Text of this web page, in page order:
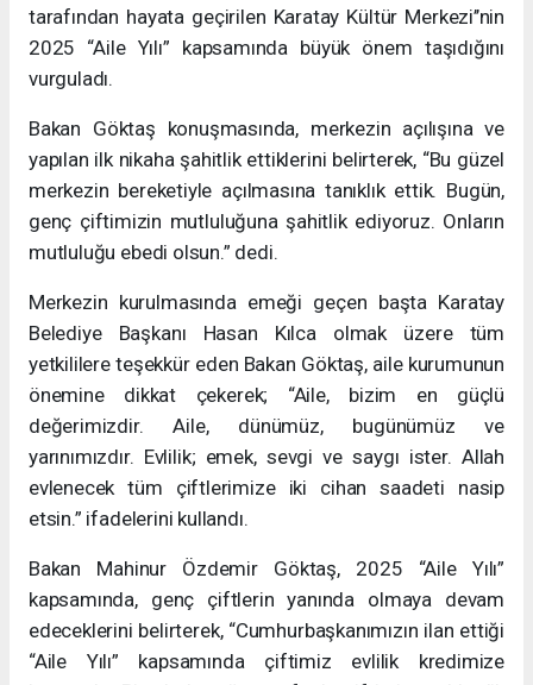
tarafından hayata geçirilen Karatay Kültür Merkezi’’nin
2025 “Aile Yılı” kapsamında büyük önem taşıdığını
vurguladı.
Bakan Göktaş konuşmasında, merkezin açılışına ve
yapılan ilk nikaha şahitlik ettiklerini belirterek, “Bu güzel
merkezin bereketiyle açılmasına tanıklık ettik. Bugün,
genç çiftimizin mutluluğuna şahitlik ediyoruz. Onların
mutluluğu ebedi olsun.” dedi.
Merkezin kurulmasında emeği geçen başta Karatay
Belediye Başkanı Hasan Kılca olmak üzere tüm
yetkililere teşekkür eden Bakan Göktaş, aile kurumunun
önemine dikkat çekerek; “Aile, bizim en güçlü
değerimizdir. Aile, dünümüz, bugünümüz ve
yarınımızdır. Evlilik; emek, sevgi ve saygı ister. Allah
evlenecek tüm çiftlerimize iki cihan saadeti nasip
etsin.” ifadelerini kullandı.
Bakan Mahinur Özdemir Göktaş, 2025 “Aile Yılı”
kapsamında, genç çiftlerin yanında olmaya devam
edeceklerini belirterek, “Cumhurbaşkanımızın ilan ettiği
“Aile Yılı” kapsamında çiftimiz evlilik kredimize